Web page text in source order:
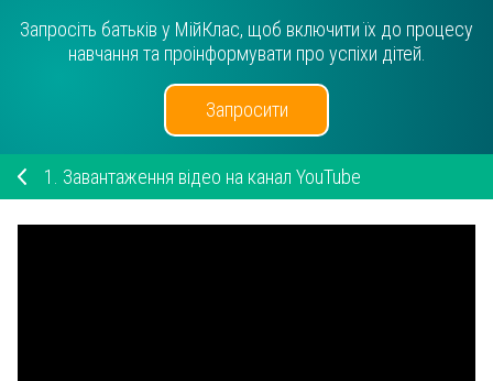
Запросіть батьків у МійКлас, щоб включити їх до процесу
навчання та проінформувати про успіхи дітей.
Запросити
1. Завантаження відео на канал YouTube